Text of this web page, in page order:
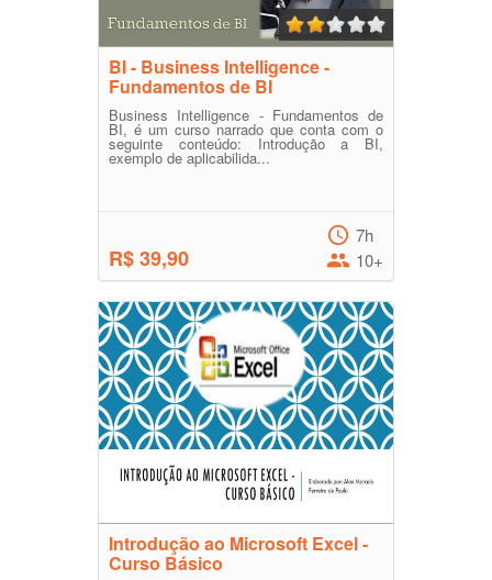
BI - Business Intelligence -
Fundamentos de BI
Business Intelligence - Fundamentos de
BI, é um curso narrado que conta com o
seguinte conteúdo: Introdução a BI,
exemplo de aplicabilida...
R$ 39,90
7h
10+
Introdução ao Microsoft Excel -
Curso Básico